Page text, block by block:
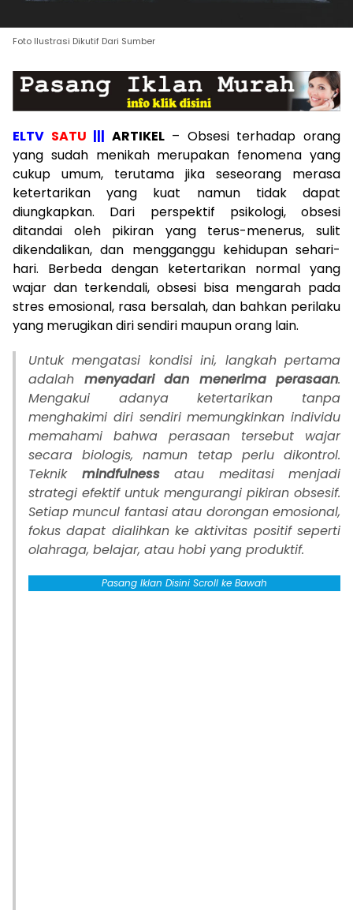
Foto Ilustrasi Dikutif Dari Sumber
ELTV SATU ||| ARTIKEL– Obsesi terhadap orang
yang sudah menikah merupakan fenomena yang
cukup umum, terutama jika seseorang merasa
ketertarikan yang kuat namun tidak dapat
diungkapkan. Dari perspektif psikologi, obsesi
ditandai oleh pikiran yang terus-menerus, sulit
dikendalikan, dan mengganggu kehidupan sehari-
hari. Berbeda dengan ketertarikan normal yang
wajar dan terkendali, obsesi bisa mengarah pada
stres emosional, rasa bersalah, dan bahkan perilaku
yang merugikan diri sendiri maupun orang lain.
Untuk mengatasi kondisi ini, langkah pertama
adalah menyadari dan menerima perasaan.
Mengakui adanya ketertarikan tanpa
menghakimi diri sendiri memungkinkan individu
memahami bahwa perasaan tersebut wajar
secara biologis, namun tetap perlu dikontrol.
Teknik mindfulnessatau meditasi menjadi
strategi efektif untuk mengurangi pikiran obsesif.
Setiap muncul fantasi atau dorongan emosional,
fokus dapat dialihkan ke aktivitas positif seperti
olahraga, belajar, atau hobi yang produktif.
Pasang Iklan Disini Scroll ke Bawah